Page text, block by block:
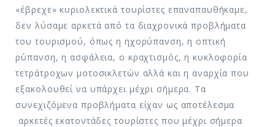
«έβρεχε» κυριολεκτικά τουρίστες επαναπαυθήκαμε,
δεν λύσαμε αρκετά από τα διαχρονικά προβλήματα
του τουρισμού, όπως η ηχορύπανση, η οπτική
ρύπανση, η ασφάλεια, ο κραχτισμός, η κυκλοφορία
τετράτροχων μοτοσικλετών αλλά και η αναρχία που
εξακολουθεί να υπάρχει μέχρι σήμερα. Τα
συνεχιζόμενα προβλήματα είχαν ως αποτέλεσμα
αρκετές εκατοντάδες τουρίστες που μέχρι σήμερα